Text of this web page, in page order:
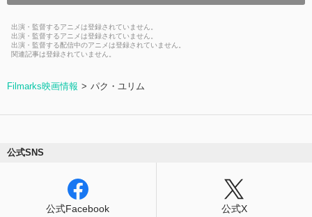
出演・監督するアニメは登録されていません。
出演・監督するアニメは登録されていません。
出演・監督する配信中のアニメは登録されていません。
関連記事は登録されていません。
Filmarks映画情報 パク・ユリム
公式SNS
公式Facebook 公式X